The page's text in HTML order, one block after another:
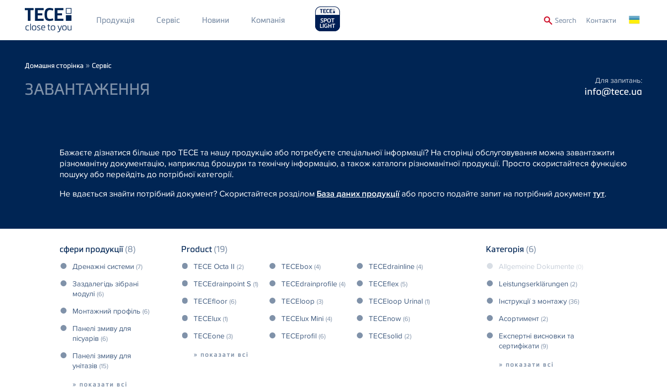
Main
Menü
1
Продукція Сервіс Новини Main
Menu
2
Компанія SearchSecondary
Menu
Контакти
Breadcrumb
Домашня сторінка » Сервіс
ЗАВАНТАЖЕННЯ Для запитань:
info@tece.ua
Бажаєте дізнатися більше про TECE та нашу продукцію або потребуєте спеціальної інформації? На сторінці обслуговування можна завантажити
різноманітну документацію, наприклад брошури та технічну інформацію, а також каталоги різноманітної продукції. Просто скористайтеся функцією
пошуку або перейдіть до потрібної категорії.
Не вдається знайти потрібний документ? Скористайтеся розділом База даних продукціїабо просто подайте запит на потрібний документтут.
сфери продукції(8)
Дренажні системи (7)
Заздалегідь зібрані
модулі (6)
Монтажний профіль (6)
Панелі змиву для
пісуарів (6)
Панелі змиву для
унітазів (15)
» показати всі
Product (19)
TECE Octa II(2) TECEbox (4) TECEdrainline (4)
TECEdrainpoint S(1) TECEdrainprofile (4) TECEflex (5)
TECEfloor(6) TECEloop (3) TECEloop Urinal (1)
TECElux(1) TECElux Mini (4) TECEnow (6)
TECEone(3) TECEprofil (6) TECEsolid (2)
» показати всі
Категорія (6)
Allgemeine Dokumente (0)
Leistungserklärungen (2)
Інструкції з монтажу (36)
Асортимент (2)
Експертні висновки та
сертифікати (9)
» показати всі